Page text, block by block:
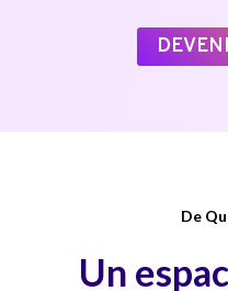
De
Un